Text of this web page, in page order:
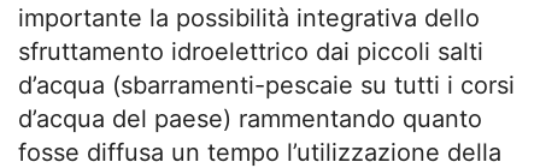
importante la possibilità integrativa dello
sfruttamento idroelettrico dai piccoli salti
d’acqua (sbarramenti-pescaie su tutti i corsi
d’acqua del paese) rammentando quanto
fosse diffusa un tempo l’utilizzazione della